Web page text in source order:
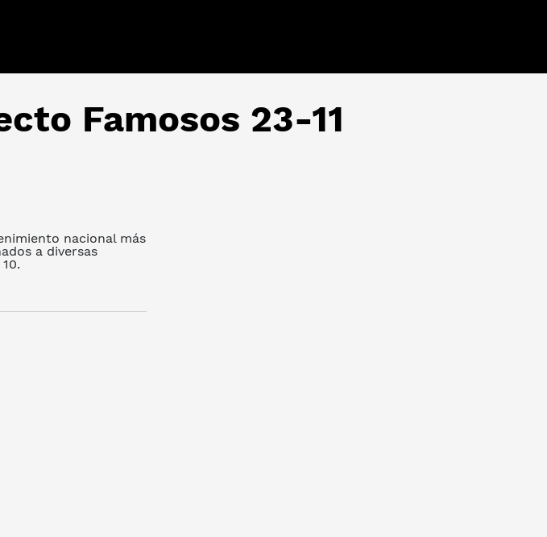
Famosos 23-11
nacional más
a diversas